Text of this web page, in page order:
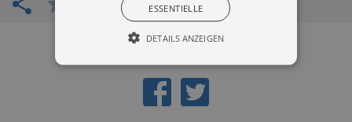
ESSENTIELLE
DETAILS ANZEIGEN
Essentiell Performance